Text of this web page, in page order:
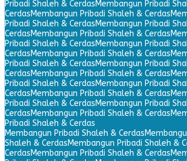
Pribadi Shaleh & CerdasMembangun Pribadi
CerdasMembangun Pribadi Shaleh & Cerdas
Pribadi Shaleh & CerdasMembangun Pribadi
CerdasMembangun Pribadi Shaleh & Cerdas
Pribadi Shaleh & CerdasMembangun Pribadi
CerdasMembangun Pribadi Shaleh & Cerdas
Pribadi Shaleh & CerdasMembangun Pribadi
CerdasMembangun Pribadi Shaleh & Cerdas
Pribadi Shaleh & CerdasMembangun Pribadi
CerdasMembangun Pribadi Shaleh & Cerdas
Pribadi Shaleh & CerdasMembangun Pribadi
CerdasMembangun Pribadi Shaleh & Cerdas
Pribadi Shaleh & Cerdas
Membangun Pribadi Shaleh & Cerdas
Shaleh & CerdasMembangun Pribadi Shaleh &
CerdasMembangun Pribadi Shaleh & Cerdas